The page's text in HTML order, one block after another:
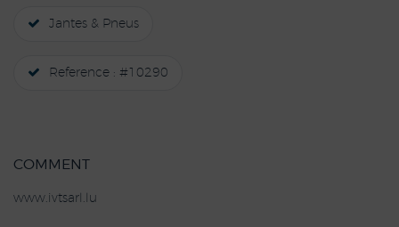
Jantes & Pneus
Reference : #10290
COMMENT
www.ivtsarl.lu